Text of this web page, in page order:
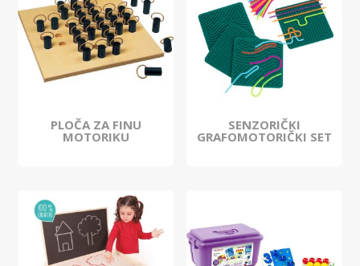
PLOČA ZA FINU
MOTORIKU
SENZORIČKI
GRAFOMOTORIČKI SET